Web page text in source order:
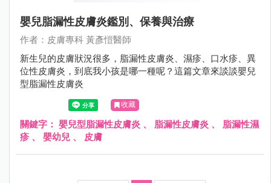
嬰兒脂漏性皮膚炎鑑別、保養與治療
作者：⽪膚專科 黃彥愷醫師
新生兒的皮膚狀況很多，脂漏性皮膚炎、濕疹、口水疹、異
位性皮膚炎，到底我小孩是哪一種呢？這篇文章來談談嬰兒
型脂漏性皮膚炎
收藏
關鍵字： 嬰兒型脂漏性皮膚炎 、 脂漏性皮膚炎 、 脂漏性濕
疹 、 嬰幼兒 、 皮膚